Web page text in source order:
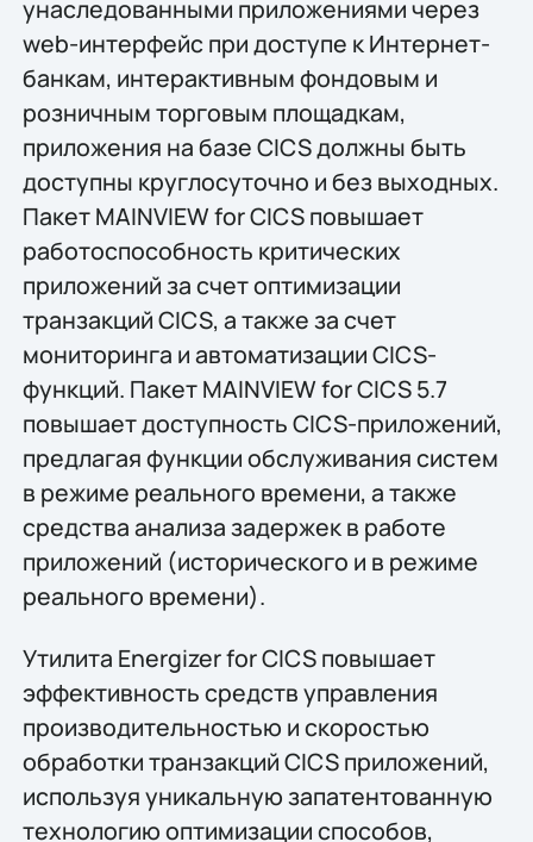
унаследованными приложениями через
web-интерфейс при доступе к Интернет-
банкам, интерактивным фондовым и
розничным торговым площадкам,
приложения на базе CICS должны быть
доступны круглосуточно и без выходных.
Пакет MAINVIEW for CICS повышает
работоспособность критических
приложений за счет оптимизации
транзакций CICS, а также за счет
мониторинга и автоматизации CICS-
функций. Пакет MAINVIEW for CICS 5.7
повышает доступность CICS-приложений,
предлагая функции обслуживания систем
в режиме реального времени, а также
средства анализа задержек в работе
приложений (исторического и в режиме
реального времени).
Утилита Energizer for CICS повышает
эффективность средств управления
производительностью и скоростью
обработки транзакций CICS приложений,
используя уникальную запатентованную
технологию оптимизации способов,